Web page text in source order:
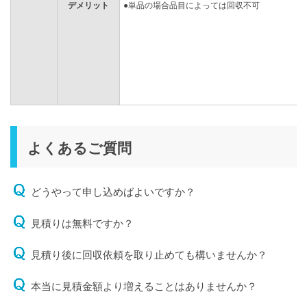
デメリット ●単品の場合品目によっては回収不可
よくあるご質問
どうやって申し込めばよいですか？
見積りは無料ですか？
見積り後に回収依頼を取り止めても構いませんか？
本当に見積金額より増えることはありませんか？